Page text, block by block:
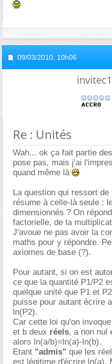
09/03/2010, 10h06
Re : Unités
Wah... ok ça fait partie
pose pas, mais j'ai
quand même là
La question qui ressort
résume à celle-là seule :
dimensionnés ? On
factorielle, de la
J'avoue ne pas avoir la
maths pour y répondre.
axiomes de base (?).
Pour autant, si on est
ce que la quantité P1/P2
quelque unité que P1 et
puisse pour autant écrire
ln(P2).
Car cette loi qu'on
et b deux réels, a non nul
alors ln(a/b)=ln(a)-ln(b).
Etant "admis" que les
est légitime d'écrire ln(a).